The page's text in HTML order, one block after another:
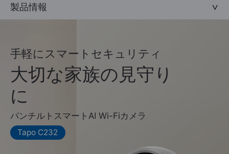
製品情報
手軽にスマートセキュリティ
大切な家族の見守り
に
パンチルトスマートAI Wi-Fiカメラ
Tapo C232